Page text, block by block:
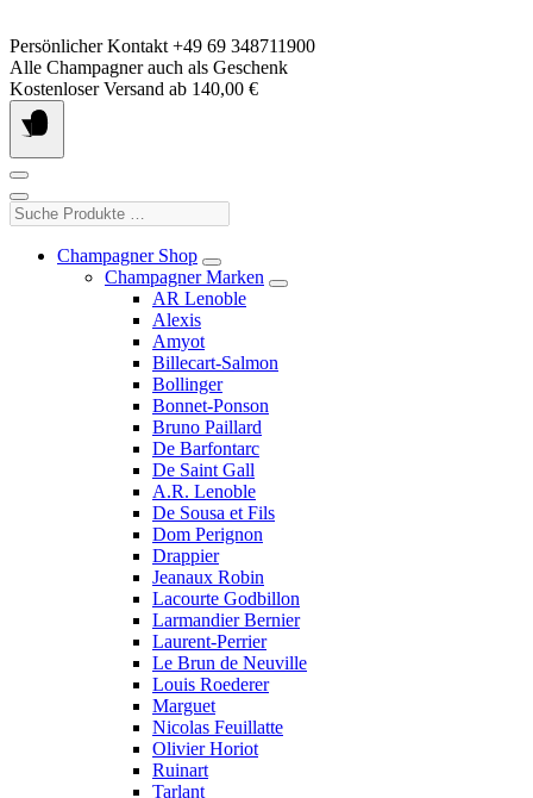
Springe
zum
Inhalt
Persönlicher Kontakt +49 69 348711900
Alle Champagner auch als Geschenk
Kostenloser Versand ab 140,00 €
Suche
Produkte
Champagner Shop
Champagner Marken
AR Lenoble
Alexis
Amyot
Billecart-Salmon
Bollinger
Bonnet-Ponson
Bruno Paillard
De Barfontarc
De Saint Gall
A.R. Lenoble
De Sousa et Fils
Dom Perignon
Drappier
Jeanaux Robin
Lacourte Godbillon
Larmandier Bernier
Laurent-Perrier
Le Brun de Neuville
Louis Roederer
Marguet
Nicolas Feuillatte
Olivier Horiot
Ruinart
Tarlant